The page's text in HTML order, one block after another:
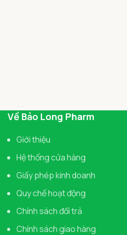
Về Bảo Long Pharm
Giới thiệu
Hệ thống cửa hàng
Giấy phép kinh doanh
Quy chế hoạt động
Chính sách đổi trả
Chính sách giao hàng